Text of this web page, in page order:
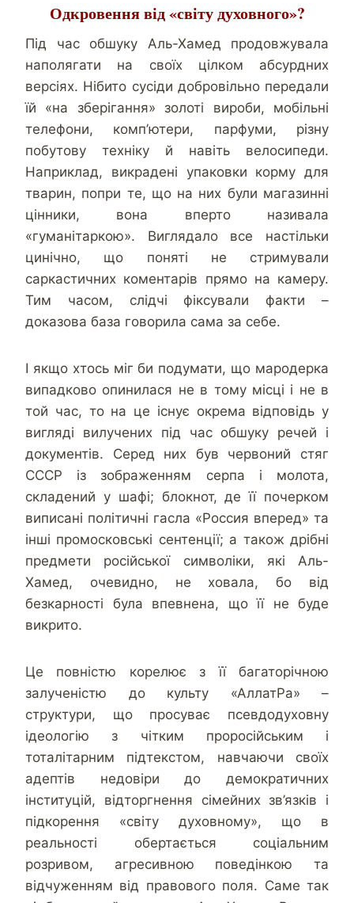
Одкровення від «світу духовного»?
Під час обшуку Аль-Хамед продовжувала
наполягати на своїх цілком абсурдних
версіях. Нібито сусіди добровільно передали
їй «на зберігання» золоті вироби, мобільні
телефони, комп’ютери, парфуми, різну
побутову техніку й навіть велосипеди.
Наприклад, викрадені упаковки корму для
тварин, попри те, що на них були магазинні
цінники, вона вперто називала
«гуманітаркою». Виглядало все настільки
цинічно, що поняті не стримували
саркастичних коментарів прямо на камеру.
Тим часом, слідчі фіксували факти –
доказова база говорила сама за себе.
І якщо хтось міг би подумати, що мародерка
випадково опинилася не в тому місці і не в
той час, то на це існує окрема відповідь у
вигляді вилучених під час обшуку речей і
документів. Серед них був червоний стяг
СССР із зображенням серпа і молота,
складений у шафі; блокнот, де її почерком
виписані політичні гасла «Россия вперед» та
інші промосковські сентенції; а також дрібні
предмети російської символіки, які Аль-
Хамед, очевидно, не ховала, бо від
безкарності була впевнена, що її не буде
викрито.
Це повністю корелює з її багаторічною
залученістю до культу «АллатРа» –
структури, що просуває псевдодуховну
ідеологію з чітким проросійським і
тоталітарним підтекстом, навчаючи своїх
адептів недовіри до демократичних
інституцій, відторгнення сімейних зв’язків і
підкорення «світу духовному», що в
реальності обертається соціальним
розривом, агресивною поведінкою та
відчуженням від правового поля. Саме так